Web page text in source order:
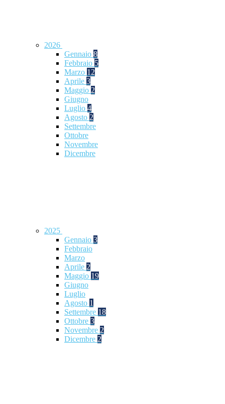
2026
Gennaio 8
Febbraio 5
Marzo 12
Aprile 3
Maggio 2
Giugno
Luglio 4
Agosto 2
Settembre
Ottobre
Novembre
Dicembre
2025
Gennaio 3
Febbraio
Marzo
Aprile 2
Maggio 19
Giugno
Luglio
Agosto 1
Settembre 18
Ottobre 3
Novembre 2
Dicembre 2